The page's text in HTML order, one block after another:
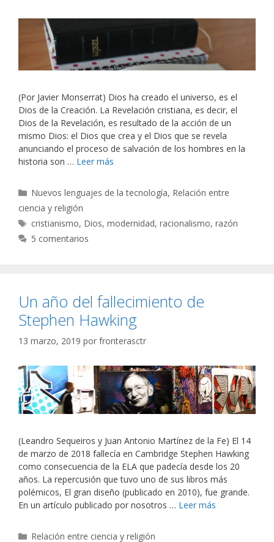
(Por Javier Monserrat) Dios ha creado el universo, es el
Dios de la Creación. La Revelación cristiana, es decir, el
Dios de la Revelación, es resultado de la acción de un
mismo Dios: el Dios que crea y el Dios que se revela
anunciando el proceso de salvación de los hombres en la
historia son … Leer más
Categorías
Nuevos lenguajes de la tecnología, Relación entre
ciencia y religión
Etiquetas
cristianismo, Dios,modernidad,racionalismo,razón
5 comentarios
Un año del fallecimiento de
Stephen Hawking
13 marzo, 2019 por fronterasctr
(Leandro Sequeiros y Juan Antonio Martínez de la Fe) El 14
de marzo de 2018 fallecía en Cambridge Stephen Hawking
como consecuencia de la ELA que padecía desde los 20
años. La repercusión que tuvo uno de sus libros más
polémicos, El gran diseño (publicado en 2010), fue grande.
En un artículo publicado por nosotros … Leer más
Categorías
Relación entre ciencia y religión